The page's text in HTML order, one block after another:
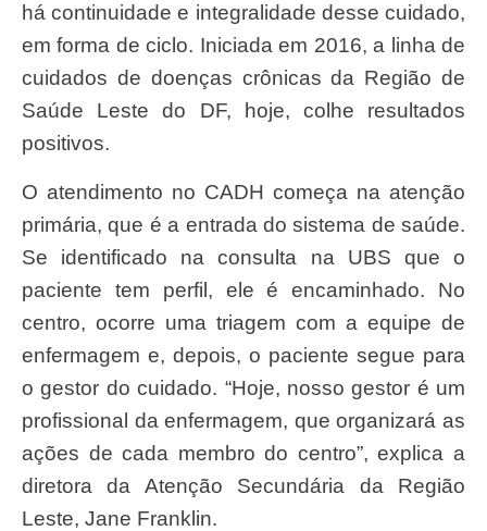
há continuidade e integralidade desse cuidado,
em forma de ciclo. Iniciada em 2016, a linha de
cuidados de doenças crônicas da Região de
Saúde Leste do DF, hoje, colhe resultados
positivos.
O atendimento no CADH começa na atenção
primária, que é a entrada do sistema de saúde.
Se identificado na consulta na UBS que o
paciente tem perfil, ele é encaminhado. No
centro, ocorre uma triagem com a equipe de
enfermagem e, depois, o paciente segue para
o gestor do cuidado. “Hoje, nosso gestor é um
profissional da enfermagem, que organizará as
ações de cada membro do centro”, explica a
diretora da Atenção Secundária da Região
Leste, Jane Franklin.